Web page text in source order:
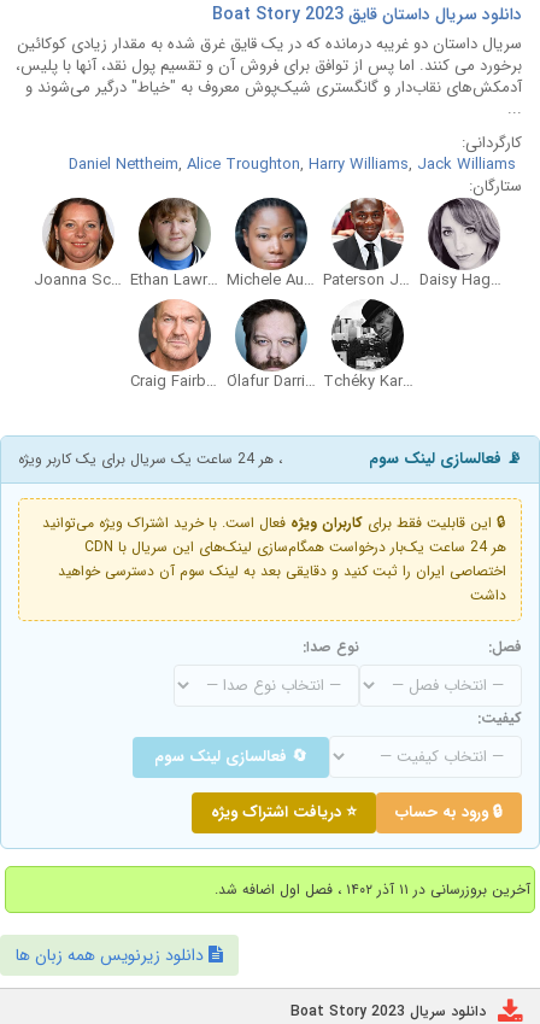
دانلود سریال داستان قایق Boat Story 2023
سریال داستان دو غریبه درمانده که در یک قایق غرق شده به مقدار زیادی کوکائین
برخورد می کنند. اما پس از توافق برای فروش آن و تقسیم پول نقد، آنها با پلیس،
آدمکش‌های نقاب‌دار و گانگستری شیک‌پوش معروف به "خیاط" درگیر می‌شوند و
...
کارگردانی:
Daniel Nettheim, Alice Troughton, Harry Williams, Jack Williams
ستارگان:
Daisy Haggard
Paterson Joseph
Michele Austin
Ethan Lawrence
Joanna Scanlan
Tchéky Karyo
Ólafur Darri Ólafsson
Craig Fairbrass
📡 فعالسازی لینک سوم ، هر 24 ساعت یک سریال برای یک کاربر ویژه
🔒 این قابلیت فقط برای کاربران ویژه فعال است. با خرید اشتراک ویژه می‌توانید
هر 24 ساعت یک‌بار درخواست همگام‌سازی لینک‌های این سریال با CDN
اختصاصی ایران را ثبت کنید و دقایقی بعد به لینک سوم آن دسترسی خواهید
داشت
فصل: نوع صدا:
کیفیت:
🔄 فعالسازی لینک سوم
🔒 ورود به حساب ⭐ دریافت اشتراک ویژه
آخرین بروزرسانی در ۱۱ آذر ۱۴۰۲ ، فصل اول اضافه شد.
دانلود زیرنویس همه زبان ها
دانلود سریال Boat Story 2023